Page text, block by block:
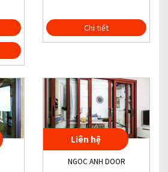
Chi tiết
Liên hệ
NGOC ANH DOOR